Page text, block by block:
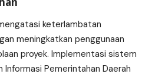
keterlambatan
meningkatkan penggunaan
proyek. Implementasi sistem
Pemerintahan Daerah